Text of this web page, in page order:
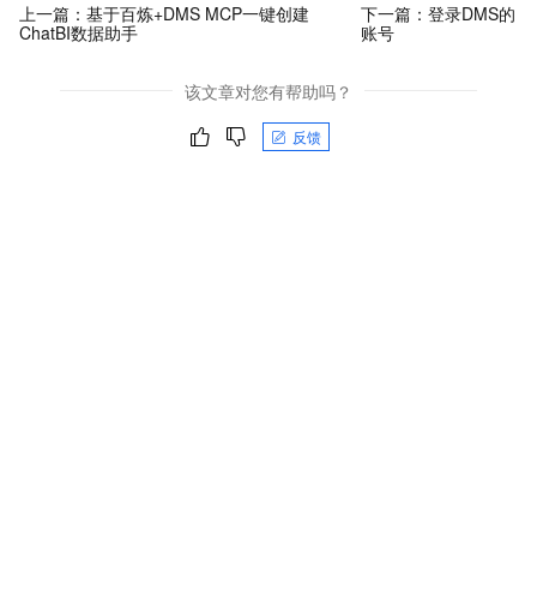
上一篇： 基于百炼+DMS MCP一键创建
ChatBI数据助手
下一篇： 登录DMS的
账号
该文章对您有帮助吗？
反馈